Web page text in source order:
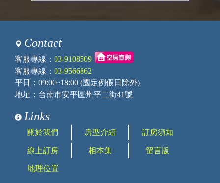
Contact
客服專線： 03-9108509
客服專線： 03-9566862
平日：09:00~18:00 (國定例假日除外)
地址：台南市安平區州平二街41號
Links
關於我們 房型介紹 訂房須知
線上訂房 相本集 留言版
地理位置